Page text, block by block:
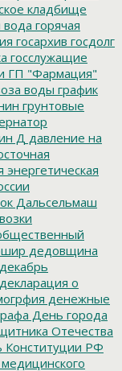
кладбище
вода горячая
госархив госдолг
госслужащие
ГП "Фармация"
воды график
грунтовые
Д давление на
Дальсельмаш
дедовщина
декабрь
декларация о
денежные
День города
Отечества
Конституции РФ